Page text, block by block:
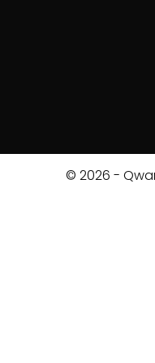
© 2026 -